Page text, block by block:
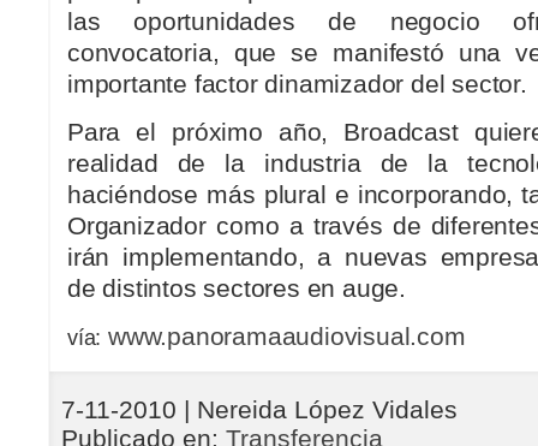
las oportunidades de negocio
convocatoria, que se manifestó una
importante factor dinamizador del sector.
Para el próximo año, Broadcast
realidad de la industria de la
haciéndose más plural e incorporando,
Organizador como a través de
irán implementando, a nuevas
de distintos sectores en auge.
vía: www.panoramaaudiovisual.com
7-11-2010 | Nereida López Vidales
Publicado en: Transferencia